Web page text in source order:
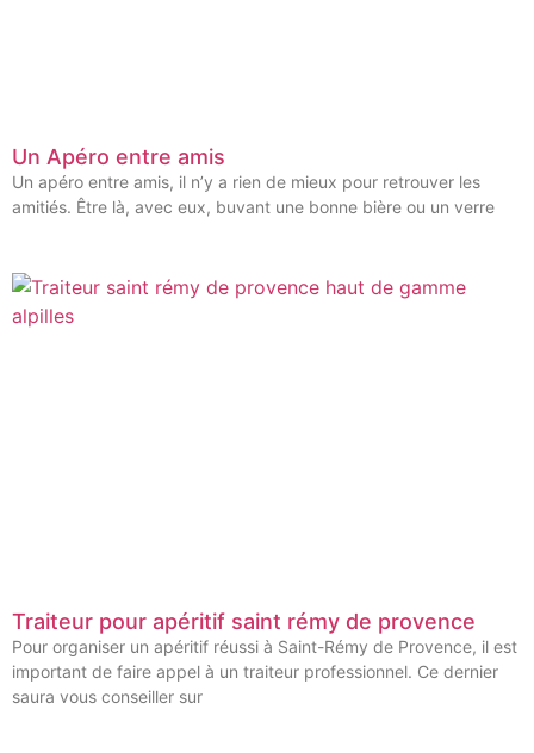
Un Apéro entre amis
Un apéro entre amis, il n’y a rien de mieux pour retrouver les
amitiés. Être là, avec eux, buvant une bonne bière ou un verre
Traiteur pour apéritif saint rémy de provence
Pour organiser un apéritif réussi à Saint-Rémy de Provence, il est
important de faire appel à un traiteur professionnel. Ce dernier
saura vous conseiller sur